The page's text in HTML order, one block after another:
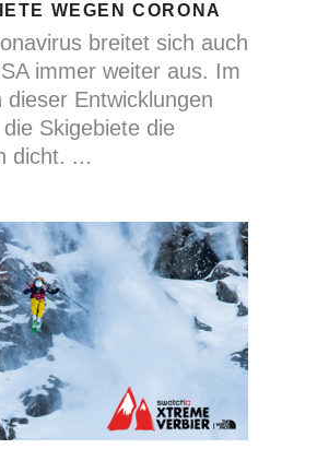
WEGEN CORONA
breitet sich auch
immer weiter aus. Im
dieser Entwicklungen
Skigebiete die
dicht.